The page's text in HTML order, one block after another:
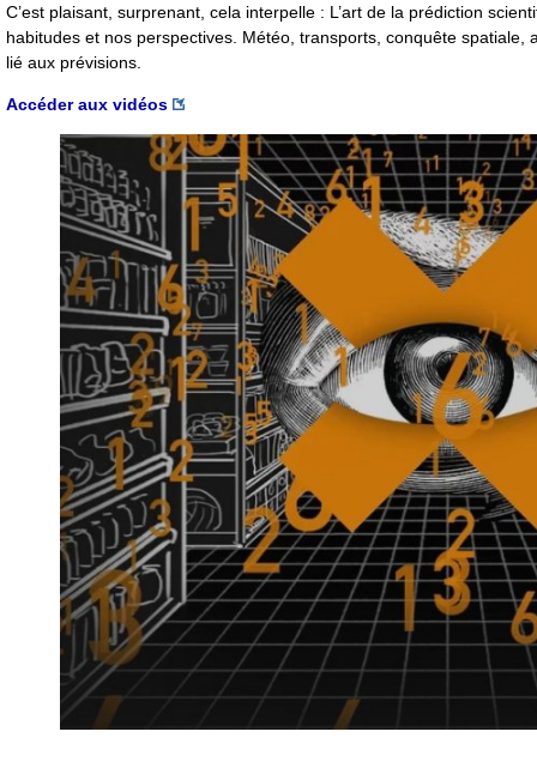
C’est plaisant, surprenant, cela interpelle : L’art de la prédiction
habitudes et nos perspectives. Météo, transports, conquête
lié aux prévisions.
Accéder aux vidéos